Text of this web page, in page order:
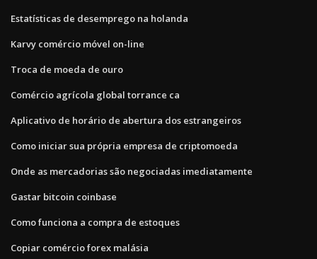
Estatísticas de desemprego na holanda
Karvy comércio móvel on-line
Troca de moeda de ouro
Comércio agrícola global torrance ca
Aplicativo de horário de abertura dos estrangeiros
Como iniciar sua própria empresa de criptomoeda
Onde as mercadorias são negociadas imediatamente
Gastar bitcoin coinbase
Como funciona a compra de estoques
Copiar comércio forex malásia